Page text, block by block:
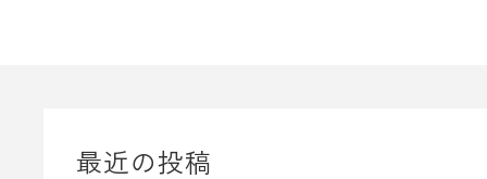
最近の投稿